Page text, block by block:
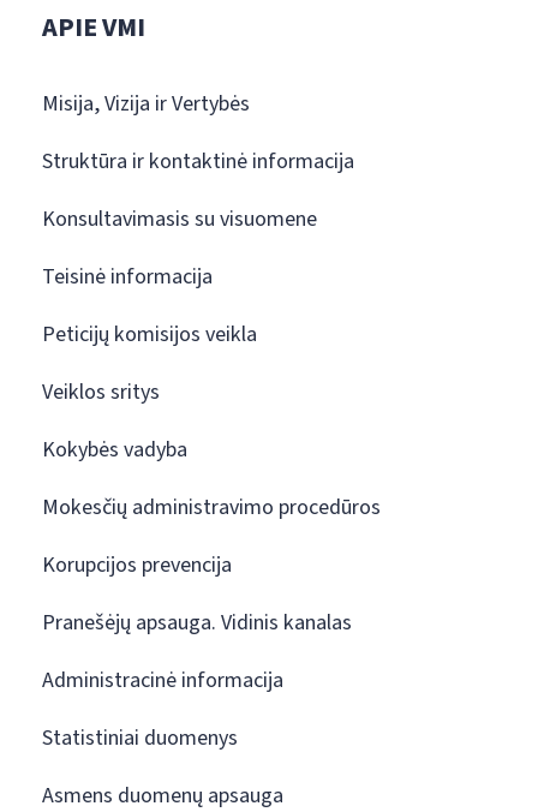
APIE VMI
Misija, Vizija ir Vertybės
Struktūra ir kontaktinė informacija
Konsultavimasis su visuomene
Teisinė informacija
Peticijų komisijos veikla
Veiklos sritys
Kokybės vadyba
Mokesčių administravimo procedūros
Korupcijos prevencija
Pranešėjų apsauga. Vidinis kanalas
Administracinė informacija
Statistiniai duomenys
Asmens duomenų apsauga